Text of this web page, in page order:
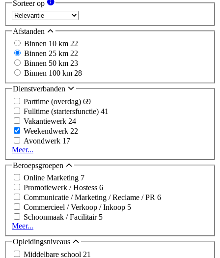
Sorteer op
Afstanden
Binnen 10 km 22
Binnen 25 km 22
Binnen 50 km 23
Binnen 100 km 28
Dienstverbanden
Parttime (overdag) 69
Fulltime (startersfunctie) 41
Vakantiewerk 24
Weekendwerk 22
Avondwerk 17
Meer...
Beroepsgroepen
Online Marketing 7
Promotiewerk / Hostess 6
Communicatie / Marketing / Reclame / PR 6
Commercieel / Verkoop / Inkoop 5
Schoonmaak / Facilitair 5
Meer...
Opleidingsniveaus
Middelbare school 21